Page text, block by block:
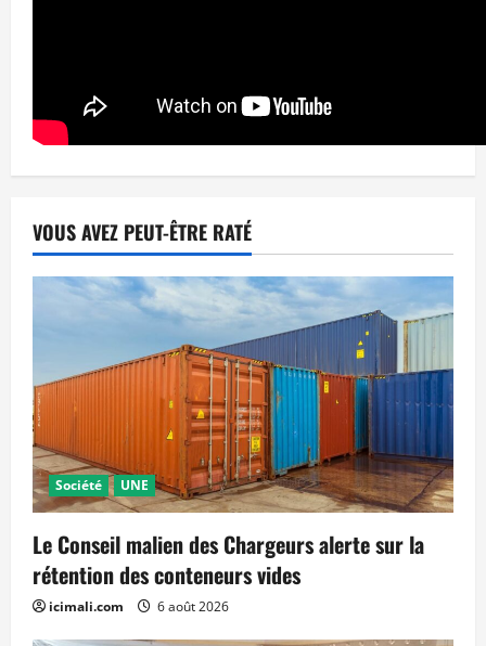
VOUS AVEZ PEUT-ÊTRE RATÉ
Société UNE
Le Conseil malien des Chargeurs alerte sur la
rétention des conteneurs vides
icimali.com 6 août 2026